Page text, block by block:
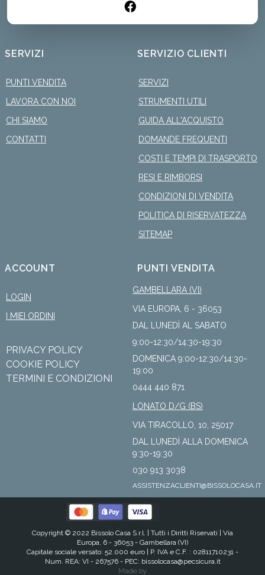
SERVIZI
PUNTI VENDITA
LAVORA CON NOI
CHI SIAMO
CONTATTI
SERVIZIO CLIENTI
SERVIZI
STRUMENTI UTILI
GUIDA ALL'ACQUISTO
DOMANDE FREQUENTI
COSTI E TEMPI DI TRASPORTO
RESI E RIMBORSI
CONDIZIONI DI VENDITA
POLITICA DI RISERVATEZZA
SITEMAP
ACCOUNT
LOGIN
I MIEI ORDINI
PRIVACY POLICY
COOKIE POLICY
TERMINI E CONDIZIONI
PUNTI VENDITA
GAMBELLARA (VI)
VIA EUROPA, 6 - 36053
DAL LUNEDÌ AL SABATO
9:00-12:30/14:30-19:30
DOMENICA 9:00-12:30/14:30-
19:00
0444 440 871
LONATO D/G (BS)
VIA TIRACOLLO, 10, 25017
DAL LUNEDÌ ALLA DOMENICA
9:30-19:30
030 913 3038
ASSISTENZACLIENTI@BISSOLOCASA.IT
Copyright © 2022 Bissolo Casa S.r.l. | Tutti i Diritti Riservati | Via
Europa, 6 - 36053 - Gambellara (VI)
Capitale sociale versato: 52.000 euro | P. IVA e C.F. : 02811710231 -
Num. REA: VI - 267576 - PEC: bissolocasa@pecsicura.it
Made by